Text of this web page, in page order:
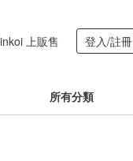
上販售 登入/註冊
所有分類